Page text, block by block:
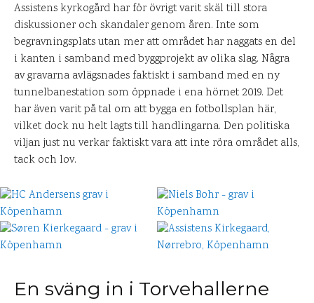
Assistens kyrkogård har för övrigt varit skäl till stora
diskussioner och skandaler genom åren. Inte som
begravningsplats utan mer att området har naggats en del
i kanten i samband med byggprojekt av olika slag. Några
av gravarna avlägsnades faktiskt i samband med en ny
tunnelbanestation som öppnade i ena hörnet 2019. Det
har även varit på tal om att bygga en fotbollsplan här,
vilket dock nu helt lagts till handlingarna. Den politiska
viljan just nu verkar faktiskt vara att inte röra området alls,
tack och lov.
En sväng in i Torvehallerne